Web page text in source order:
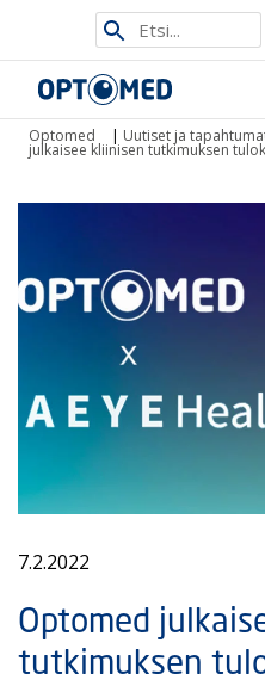
Etsi
sivustolta
Optomed
Optomed | Uutiset ja
julkaisee kliinisen tutkimuksen
7.2.2022
Optomed
tutkimuksen